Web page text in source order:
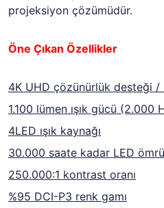
projeksiyon çözümüdür.
Öne Çıkan Özellikler
4K UHD çözünürlük desteği
1.100 lümen ışık gücü (2.000
4LED ışık kaynağı
30.000 saate kadar LED ömrü
250.000:1 kontrast oranı
%95 DCI-P3 renk gamı